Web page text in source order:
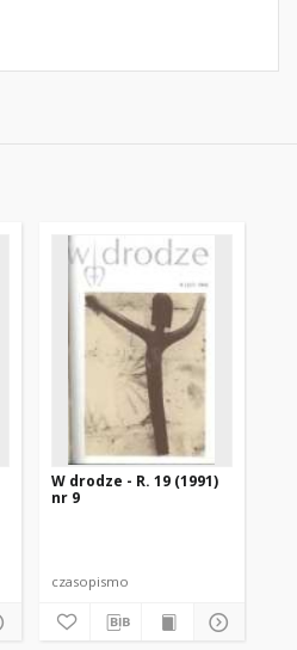
W drodze - R. 19 (1991)
nr 9
czasopismo